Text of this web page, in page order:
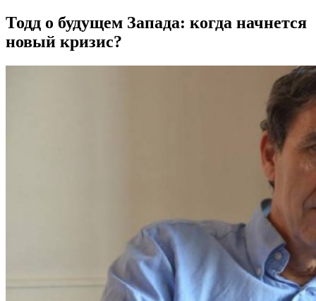
Тодд о будущем Запада: когда начнется
новый кризис?